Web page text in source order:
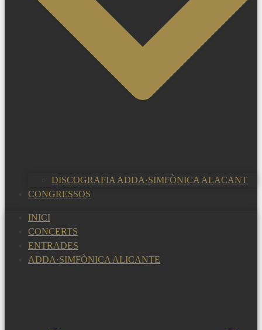
DISCOGRAFIA ADDA·SIMFÒNICA ALACANT
CONGRESSOS
INICI
CONCERTS
ENTRADES
ADDA·SIMFÒNICA ALICANTE